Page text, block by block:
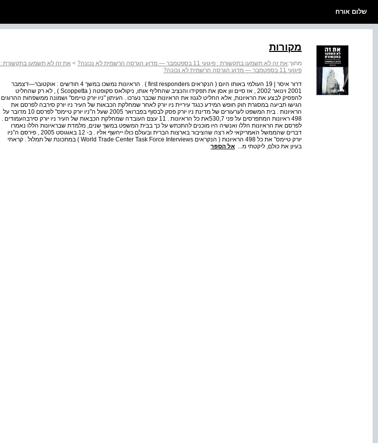
שלום אורח
מקורות
מתוך:את זה לא תשמעו בתקשורת : פיגועי 11 בספטמבר — מדוע הגרסה הרשמית לא נכונה? > את זה לא תשמעו בתקשורת :
פיגועי 11 בספטמבר — מדוע הגרסה הרשמית לא נכונה?
דרור איסר | 19 העולמי באותו היום ( הנקראים first responders ) . הראיונות נמשכו במשך 4 חודשים : אוקטובר—דצמבר
2001 וינואר 2002 , אז סיים וון אסן את תפקידו והנציב שהחליף אותו, ניקולאס סקופטה ( Scoppetta ) , לא רק שהחליט
להפסיק לבצע את הראיונות, אלא החליט לגנוז את הראיונות שכבר נערכו . העיתון "ניו יורק טיימס" ושמונה ממשפחות ההרוגים
הגישו תביעה במסגרת חוק חופש המידע כנגד עיריית ניו יורק לאחר שמחלקת הכבאות של העיר ניו יורק סירבה לפרסם את
הראיונות . בית המשפט לערעורים של מדינת ניו יורק פסק לבסוף בפברואר 2005 שעל ה"ניו יורק טיימס" לפרסם 10 מדובר על
498 ראיונות המתפרסים על פני 530,7את כל הראיונות . 11 עצם העובדה שמחלקת הכבאות של העיר ניו יורק סירבהעמודים .
לפרסם את הראיונות הללו ואנשיה היו מוכנים להתכתש על כך בבית המשפט במשך שנים, מלמדת שבראיונות הללו נאמרו
דברים שהממשל האמריקאי לא רצה שהציבור בארצות הברית ובעולם כולו ייחשף אליו . ב- 12 באוגוסט 2005 , פירסם ה”ניו
יורק טיימס” את כל 498 הראיונות ( הנקראים World Trade Center Task Force Interviews ) במתכונת של תמלול . קראתי
בעיון את כולם, ליקטתי מ... אל הספר